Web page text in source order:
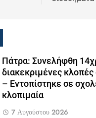
Πάτρα: Συνελήφθη
διακεκριμένες κλοπές
– Εντοπίστηκε σε
κλοπιμαία
7 Αυγούστου 2026